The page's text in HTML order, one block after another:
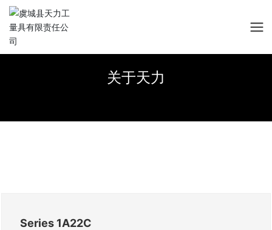
关于天力
Series 1A22C